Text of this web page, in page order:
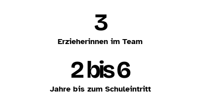
3
Erzieherinnen im Team
2 bis 6
Jahre bis zum Schuleintritt